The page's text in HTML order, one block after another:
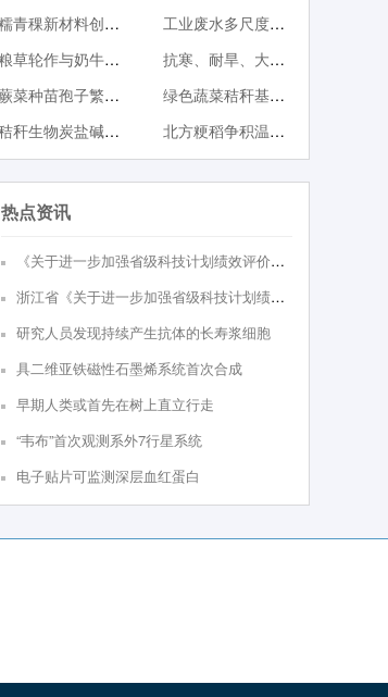
糯青稞新材料创制及其产品开发
工业废水多尺度调控生物强化处理与稳定达标技术
粮草轮作与奶牛一体化产业技术体系
抗寒、耐旱、大果型蓝靛果品种与种苗繁殖技术
蕨菜种苗孢子繁殖与人工栽培技术
绿色蔬菜秸秆基质栽培
秸秆生物炭盐碱地改良与中低产田改造技术
北方粳稻争积温育秧方法
热点资讯
《关于进⼀步加强省级科技计划绩效评价的实施意见（试⾏）》政策解读
浙江省《关于进一步加强省级科技计划绩效评价的实施意见（试行）》
研究人员发现持续产生抗体的长寿浆细胞
具二维亚铁磁性石墨烯系统首次合成
早期人类或首先在树上直立行走
“韦布”首次观测系外7行星系统
电子贴片可监测深层血红蛋白